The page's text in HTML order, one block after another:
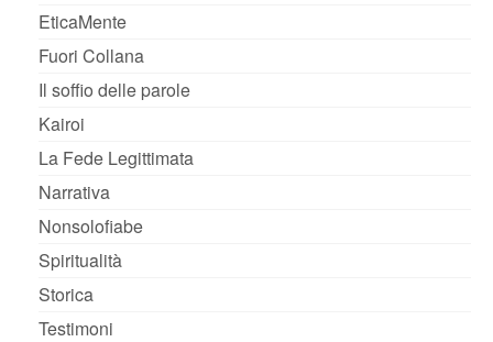
EticaMente
Fuori Collana
Il soffio delle parole
Kairoi
La Fede Legittimata
Narrativa
Nonsolofiabe
Spiritualità
Storica
Testimoni